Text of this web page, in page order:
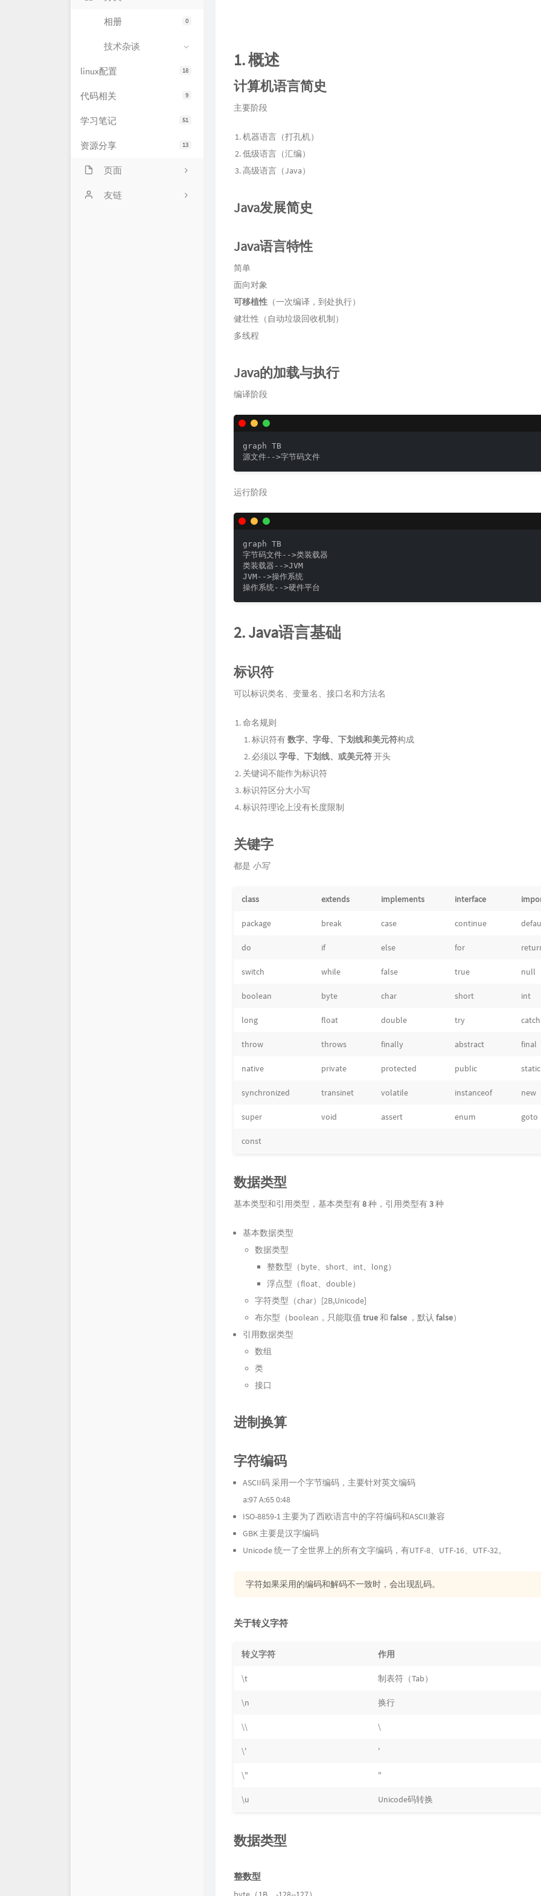
0
相册
技术杂谈
18
linux配置
9
代码相关
51
学习笔记
13
资源分享
页面
网站状态
友链
1. 概述
计算机语言简史
主要阶段
机器语言（打孔机）
低级语言（汇编）
高级语言（Java）
Java发展简史
Java语言特性
简单
面向对象
可移植性 （一次编译，到处执行）
健壮性（自动垃圾回收机制）
多线程
Java的加载与执行
编译阶段
graph TB
源文件-->字节码文件
运行阶段
graph TB
字节码文件-->类装载器
类装载器-->JVM
JVM-->操作系统
操作系统-->硬件平台
2. Java语言基础
标识符
可以标识类名、变量名、接口名和方法名
命名规则
标识符有数字、字母、下划线和美元符构成
必须以 字母、下划线、或美元符开头
关键词不能作为标识符
标识符区分大小写
标识符理论上没有长度限制
关键字
都是 小写
class extends implements interface
package break case continue
do if else for
switch while false true null
boolean byte char short int
long float double try catch
throw throws finally abstract final
native private protected public static
synchronized transinet volatile instanceof new
super void assert enum goto
const
数据类型
基本类型和引用类型，基本类型有8种，引用类型有3种
基本数据类型
数据类型
整数型（byte、short、int、long）
浮点型（float、double）
字符类型（char）[2B,Unicode]
布尔型（boolean，只能取值 true和 false ，默认 false）
引用数据类型
数组
类
接口
进制换算
字符编码
ASCII码 采用一个字节编码，主要针对英文编码
a:97 A:65 0:48
ISO-8859-1 主要为了西欧语言中的字符编码和ASCII兼容
GBK 主要是汉字编码
Unicode 统一了全世界上的所有文字编码，有UTF-8、UTF-16、UTF-32。
字符如果采用的编码和解码不一致时，会出现乱码。
关于转义字符
转义字符 作用
\t 制表符（Tab）
\n 换行
\\ \
\' '
\" "
\u Unicode码转换
数据类型
整数型